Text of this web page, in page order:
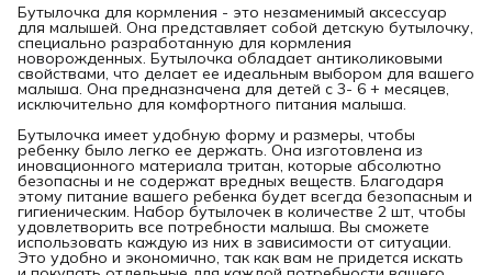
Бутылочка для кормления - это незаменимый аксессуар
для малышей. Она представляет собой детскую бутылочку,
специально разработанную для кормления
новорожденных. Бутылочка обладает антиколиковыми
свойствами, что делает ее идеальным выбором для вашего
малыша. Она предназначена для детей с 3- 6 + месяцев,
исключительно для комфортного питания малыша.
Бутылочка имеет удобную форму и размеры, чтобы
ребенку было легко ее держать. Она изготовлена из
иновационного материала тритан, которые абсолютно
безопасны и не содержат вредных веществ. Благодаря
этому питание вашего ребенка будет всегда безопасным и
гигиеническим. Набор бутылочек в количестве 2 шт, чтобы
удовлетворить все потребности малыша. Вы сможете
использовать каждую из них в зависимости от ситуации.
Это удобно и экономично, так как вам не придется искать